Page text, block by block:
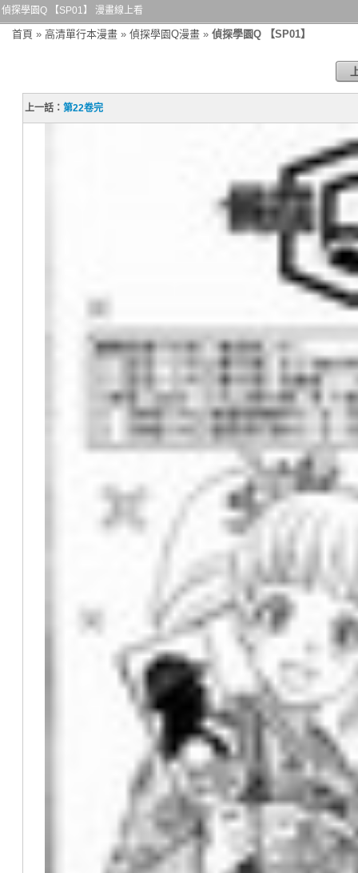
偵探學園Q 【SP01】 漫畫線上看
首頁 » 高清單行本漫畫 » 偵探學園Q漫畫 » 偵探學園Q 【SP01】
上一話：第22卷完